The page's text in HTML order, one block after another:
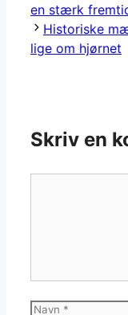
en stærk
Historiske
lige om hjørnet
Skriv en
Navn